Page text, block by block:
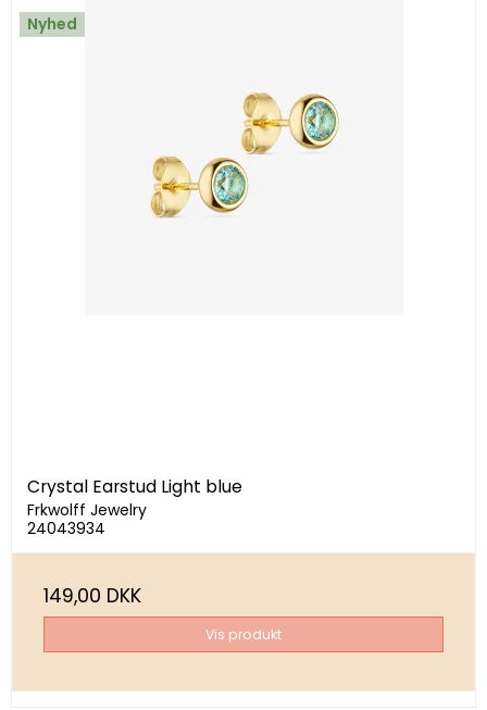
Nyhed
Crystal Earstud Light blue
Frkwolff Jewelry
24043934
149,00 DKK
Vis produkt